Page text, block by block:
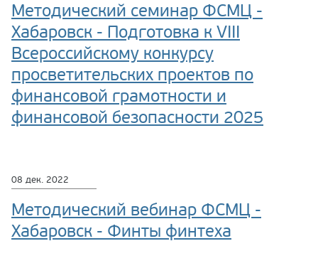
Методический семинар ФСМЦ -
Хабаровск - Подготовка к VIII
Всероссийскому конкурсу
просветительских проектов по
финансовой грамотности и
финансовой безопасности 2025
08 дек. 2022
Методический вебинар ФСМЦ -
Хабаровск - Финты финтеха